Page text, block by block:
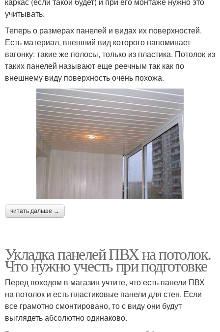
учитывать.
Теперь о размерах панелей и видах их поверхностей.
Есть материал, внешний вид которого напоминает
вагонку: такие же полосы, только из пластика. Потолок из
таких панелей называют еще реечным так как по
внешнему виду поверхность очень похожа.
читать дальше →
Укладка панелей ПВХ на потолок.
Что нужно учесть при подготовке
Перед походом в магазин учтите, что есть панели ПВХ
на потолок и есть пластиковые панели для стен. Если
все грамотно смонтировано, то с виду они будут
выглядеть абсолютно одинаково.